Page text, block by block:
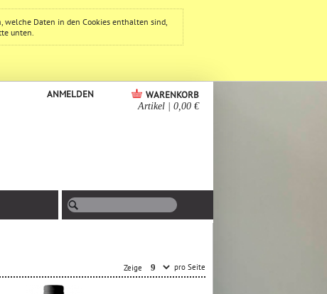
welche Daten in den Cookies enthalten sind,
unten.
WARENKORB
Artikel 0,00 €
ANMELDEN
Zeige pro Seite